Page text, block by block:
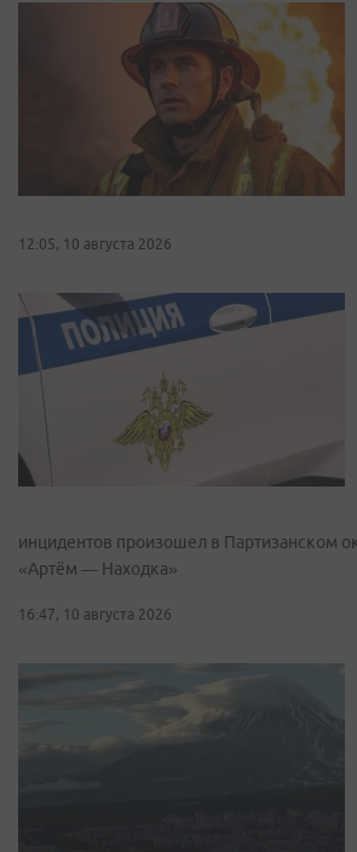
12:05, 10 августа 2026
инцидентов произошел в Партизанском
«Артём — Находка»
16:47, 10 августа 2026